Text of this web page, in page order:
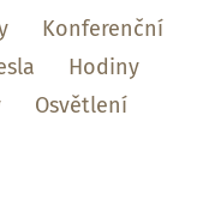
Konferenční
Hodiny
Osvětlení